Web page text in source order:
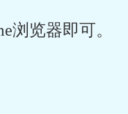
浏览器即可。